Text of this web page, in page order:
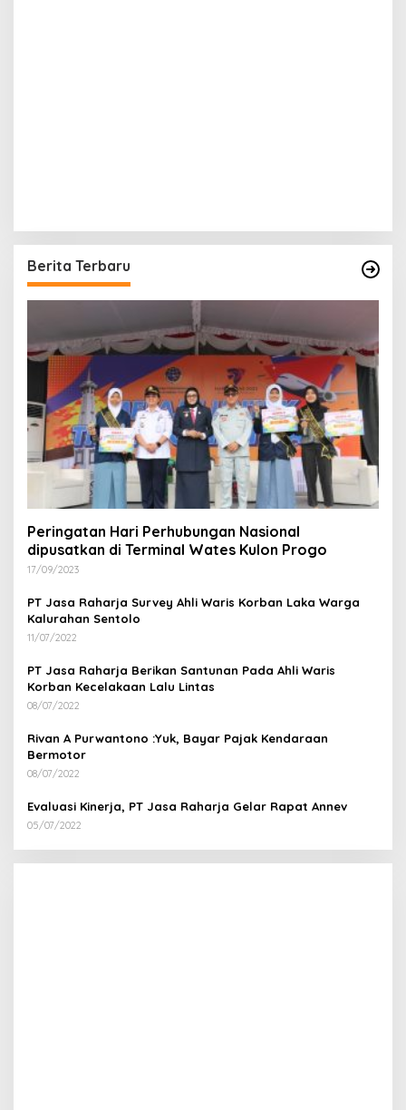
Berita Terbaru
Peringatan Hari Perhubungan Nasional
dipusatkan di Terminal Wates Kulon Progo
17/09/2023
PT Jasa Raharja Survey Ahli Waris Korban Laka Warga
Kalurahan Sentolo
11/07/2022
PT Jasa Raharja Berikan Santunan Pada Ahli Waris
Korban Kecelakaan Lalu Lintas
08/07/2022
Rivan A Purwantono :Yuk, Bayar Pajak Kendaraan
Bermotor
08/07/2022
Evaluasi Kinerja, PT Jasa Raharja Gelar Rapat Annev
05/07/2022